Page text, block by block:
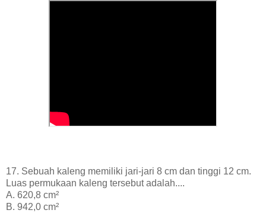
17. Sebuah kaleng memiliki jari-jari 8 cm dan tinggi 12 cm.
Luas permukaan kaleng tersebut adalah....
A. 620,8 cm²
B. 942,0 cm²